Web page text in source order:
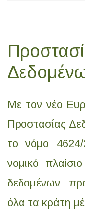
Με τον νέο
Προστασίας
το νόμο 4624/
νομικό
δεδομένων
όλα τα κράτη